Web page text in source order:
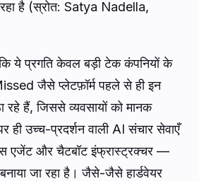
है (स्रोत: Satya Nadella,
कि ये प्रगति केवल बड़ी टेक कंपनियों के
जैसे प्लेटफ़ॉर्म पहले से ही इन
रहे हैं, जिससे व्यवसायों को मानक
उच्च-प्रदर्शन वाली AI संचार सेवाएँ
एजेंट और चैटबॉट इंफ्रास्ट्रक्चर —
जा रहा है। जैसे-जैसे हार्डवेयर